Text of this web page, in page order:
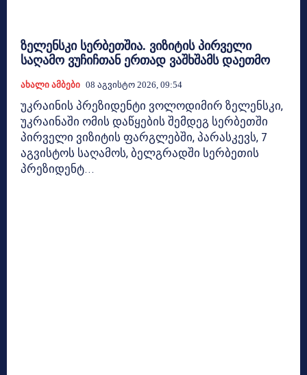
ზელენსკი სერბეთშია. ვიზიტის პირველი
საღამო ვუჩიჩთან ერთად ვაშხშამს დაეთმო
Ახალი Ამბები 08 Აგვისტო 2026, 09:54
უკრაინის პრეზიდენტი ვოლოდიმირ ზელენსკი,
უკრაინაში ომის დაწყების შემდეგ სერბეთში
პირველი ვიზიტის ფარგლებში, პარასკევს, 7
აგვისტოს საღამოს, ბელგრადში სერბეთის
პრეზიდენტ...